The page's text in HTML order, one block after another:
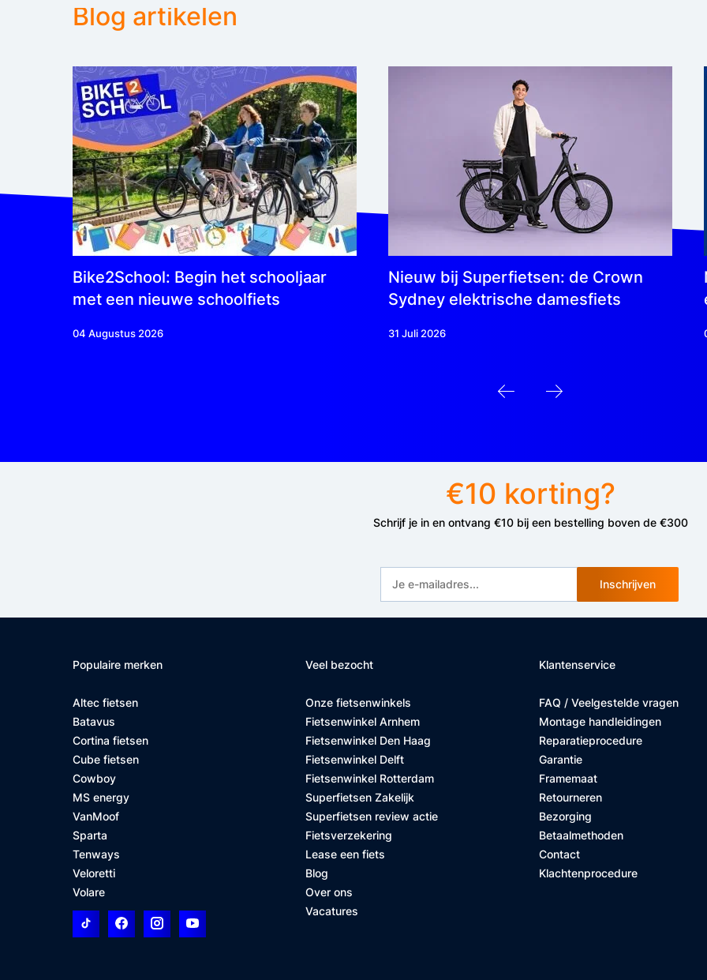
Blog artikelen
Bike2School: Begin het schooljaar
met een nieuwe schoolfiets
04 Augustus 2026
Nieuw bij Superfietsen: de Crown
Sydney elektrische damesfiets
31 Juli 2026
€10 korting?
Schrijf je in en ontvang €10 bij een bestelling boven de €300
Inschrijven
Populaire merken
Altec fietsen
Batavus
Cortina fietsen
Cube fietsen
Cowboy
MS energy
VanMoof
Sparta
Tenways
Veloretti
Volare
Veel bezocht
Onze fietsenwinkels
Fietsenwinkel Arnhem
Fietsenwinkel Den Haag
Fietsenwinkel Delft
Fietsenwinkel Rotterdam
Superfietsen Zakelijk
Superfietsen review actie
Fietsverzekering
Lease een fiets
Blog
Over ons
Vacatures
Klantenservice
FAQ / Veelgestelde vragen
Montage handleidingen
Reparatieprocedure
Garantie
Framemaat
Retourneren
Bezorging
Betaalmethoden
Contact
Klachtenprocedure